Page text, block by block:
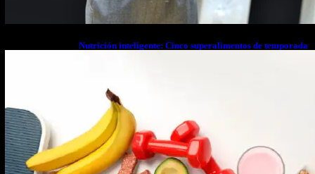
Nutrición inteligente: Cinco superalimentos de temporada